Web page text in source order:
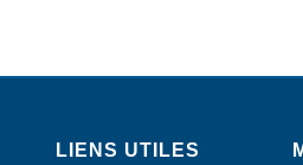
LIENS UTILES